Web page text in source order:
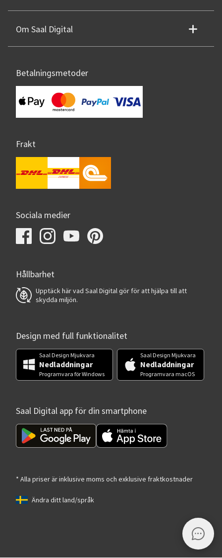
Om Saal Digital
Betalningsmetoder
Frakt
Sociala medier
Hållbarhet
Upptäck här vad Saal Digital gör för att hjälpa till att
skydda miljön.
Design med full funktionalitet
Saal Design Mjukvara
Nedladdningar
Programvara för Windows
Saal Design Mjukvara
Nedladdningar
Programvara macOS
Saal Digital app för din smartphone
* Alla priser är inklusive moms och exklusive fraktkostnader
Ändra ditt land/språk